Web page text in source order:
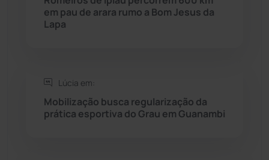
Sebastião Laranjeiras
em pau de arara rumo a Bom Jesus da
Lapa
Lúcia em:
Mobilização busca regularização da
prática esportiva do Grau em Guanambi